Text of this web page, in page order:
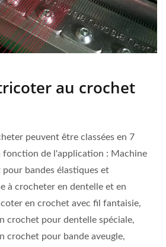
au crochet
peuvent être classées en 7
fonction de l'application : Machine
bandes élastiques et
à crocheter en dentelle et en
en crochet avec fil fantaisie,
crochet pour dentelle spéciale,
crochet pour bande aveugle,